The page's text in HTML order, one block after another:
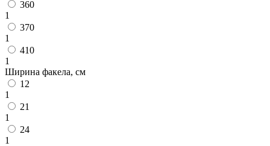
360
1
370
1
410
1
Ширина факела, см
12
1
21
1
24
1